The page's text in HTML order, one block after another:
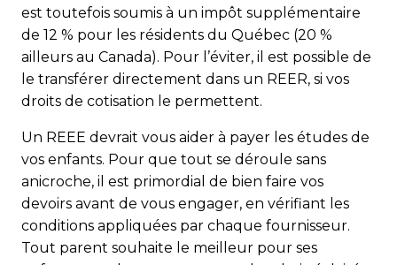
est toutefois soumis à un impôt supplémentaire
de 12 % pour les résidents du Québec (20 %
ailleurs au Canada). Pour l’éviter, il est possible de
le transférer directement dans un REER, si vos
droits de cotisation le permettent.
Un REEE devrait vous aider à payer les études de
vos enfants. Pour que tout se déroule sans
anicroche, il est primordial de bien faire vos
devoirs avant de vous engager, en vérifiant les
conditions appliquées par chaque fournisseur.
Tout parent souhaite le meilleur pour ses